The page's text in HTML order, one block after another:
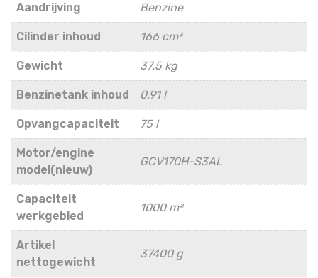
Aandrijving Benzine
Cilinder inhoud 166 cm³
Gewicht 37.5 kg
Benzinetank inhoud 0.91 l
Opvangcapaciteit 75 l
Motor/engine
model(nieuw)
GCV170H-S3AL
Capaciteit
werkgebied
1000 m²
Artikel
nettogewicht
37400 g